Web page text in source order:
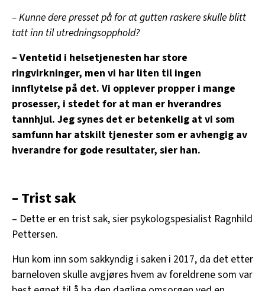
– Kunne dere presset på for at gutten raskere skulle blitt
tatt inn til utredningsopphold?
– Ventetid i helsetjenesten har store
ringvirkninger, men vi har liten til ingen
innflytelse på det. Vi opplever propper i mange
prosesser, i stedet for at man er hverandres
tannhjul. Jeg synes det er betenkelig at vi som
samfunn har atskilt tjenester som er avhengig av
hverandre for gode resultater, sier han.
– Trist sak
– Dette er en trist sak, sier psykologspesialist Ragnhild
Pettersen.
Hun kom inn som sakkyndig i saken i 2017, da det etter
barneloven skulle avgjøres hvem av foreldrene som var